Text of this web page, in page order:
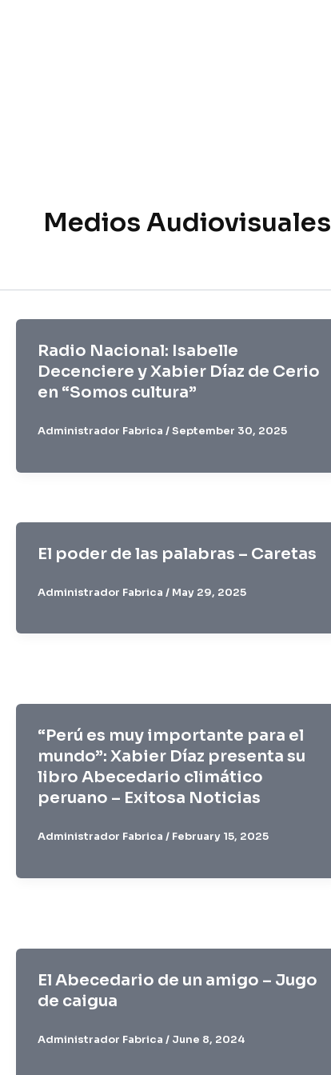
Medios Audiovisuales
Radio Nacional: Isabelle
Decenciere y Xabier Díaz de Cerio
en “Somos cultura”
Administrador Fabrica /September 30, 2025
El poder de las palabras – Caretas
Administrador Fabrica / May 29, 2025
“Perú es muy importante para el
mundo”: Xabier Díaz presenta su
libro Abecedario climático
peruano – Exitosa Noticias
Administrador Fabrica / February 15, 2025
El Abecedario de un amigo – Jugo
de caigua
Administrador Fabrica / June 8, 2024